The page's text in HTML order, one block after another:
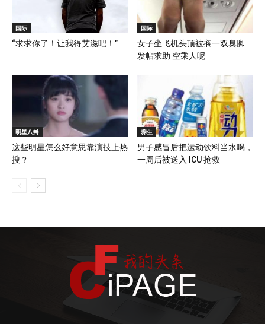
国际
“求求你了！让我得艾滋吧！”
国际
女子坐飞机头顶被搁一双臭脚
发帖求助 空乘人呢
明星八卦
这些明星怎么好意思靠演技上热
搜？
养生
男子感冒后把运动饮料当水喝，
一周后被送入 ICU 抢救